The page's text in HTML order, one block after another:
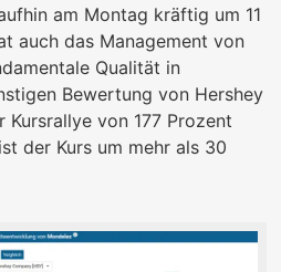
am Montag kräftig um 11
auch das Management von
Qualität in
Bewertung von Hershey
Kursrallye von 177 Prozent
der Kurs um mehr als 30